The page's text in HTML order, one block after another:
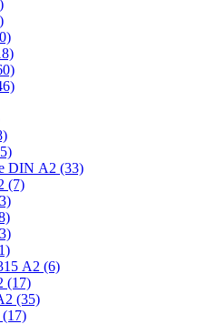
DIN А2 (33)
(7)
А2 (6)
(17)
(35)
(17)